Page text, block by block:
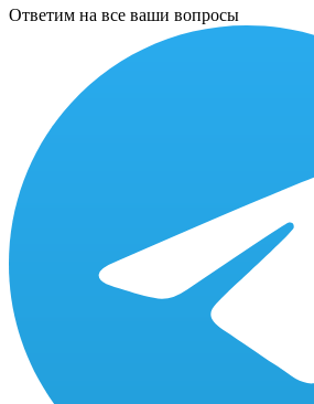
Ответим на все ваши вопросы